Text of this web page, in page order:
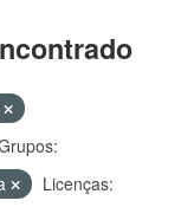
Licenças: